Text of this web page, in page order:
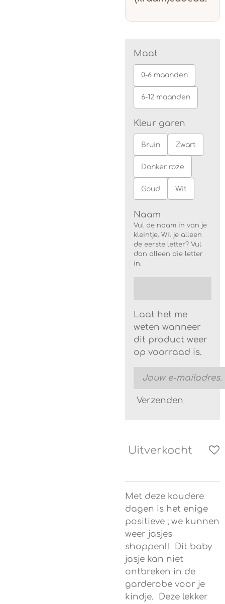
Maat
0-6 maanden
6-12 maanden
Kleur garen
Bruin Zwart
Donker roze
Goud Wit
Naam
Vul de naam in van je
kleintje. Wil je alleen
de eerste letter? Vul
dan alleen die letter
in.
Laat het me
weten wanneer
dit product weer
op voorraad is.
Verzenden
Uitverkocht
Met deze koudere
dagen is het enige
positieve ; we kunnen
weer jasjes
shoppen!! Dit baby
jasje kan niet
ontbreken in de
garderobe voor je
kindje. Deze lekker